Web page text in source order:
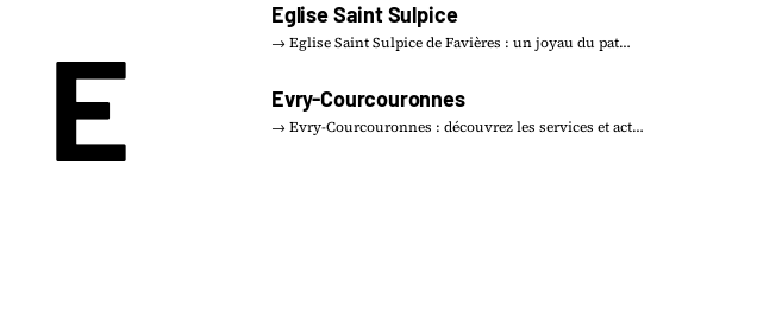
E
Eglise Saint Sulpice
→ Eglise Saint Sulpice de Favières : un joyau du pat…
Evry-Courcouronnes
→ Evry-Courcouronnes : découvrez les services et act…